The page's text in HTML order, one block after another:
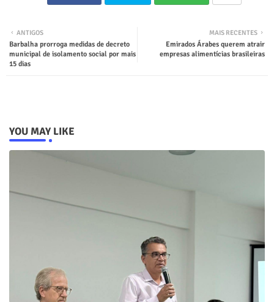
MAIS RECENTES
Emirados Árabes querem atrair
empresas alimentícias brasileiras
ANTIGOS
Barbalha prorroga medidas de decreto
municipal de isolamento social por mais
15 dias
YOU MAY LIKE